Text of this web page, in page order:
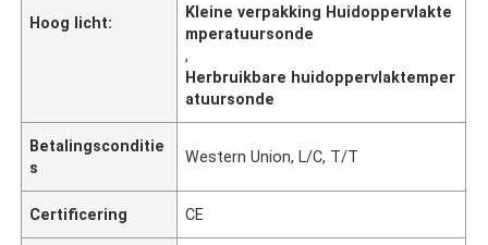
Hoog licht:
Kleine verpakking Huidoppervlakte
mperatuursonde
,
Herbruikbare huidoppervlaktemper
atuursonde
Betalingsconditie
s
Western Union, L/C, T/T
Certificering CE